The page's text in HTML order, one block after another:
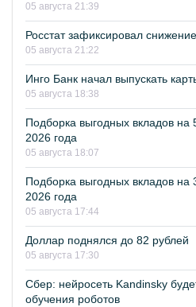
05 августа 21:39
Росстат зафиксировал
05 августа 21:22
Инго Банк начал выпускать
05 августа 18:38
Подборка выгодных вкладов на
2026 года
05 августа 18:07
Подборка выгодных вкладов на
2026 года
05 августа 17:44
Доллар поднялся до 82 рублей
05 августа 17:30
Сбер: нейросеть Kandinsky
обучения роботов